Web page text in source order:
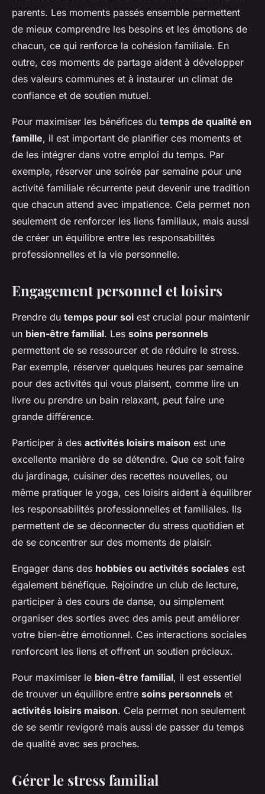
parents. Les moments passés ensemble permettent
de mieux comprendre les besoins et les émotions de
chacun, ce qui renforce la cohésion familiale. En
outre, ces moments de partage aident à développer
des valeurs communes et à instaurer un climat de
confiance et de soutien mutuel.
Pour maximiser les bénéfices du temps de qualité en
famille, il est important de planifier ces moments et
de les intégrer dans votre emploi du temps. Par
exemple, réserver une soirée par semaine pour une
activité familiale récurrente peut devenir une tradition
que chacun attend avec impatience. Cela permet non
seulement de renforcer les liens familiaux, mais aussi
de créer un équilibre entre les responsabilités
professionnelles et la vie personnelle.
Engagement personnel et loisirs
Prendre du temps pour soi est crucial pour maintenir
un bien-être familial. Les soins personnels
permettent de se ressourcer et de réduire le stress.
Par exemple, réserver quelques heures par semaine
pour des activités qui vous plaisent, comme lire un
livre ou prendre un bain relaxant, peut faire une
grande différence.
Participer à des activités loisirs maison est une
excellente manière de se détendre. Que ce soit faire
du jardinage, cuisiner des recettes nouvelles, ou
même pratiquer le yoga, ces loisirs aident à équilibrer
les responsabilités professionnelles et familiales. Ils
permettent de se déconnecter du stress quotidien et
de se concentrer sur des moments de plaisir.
Engager dans des hobbies ou activités sociales est
également bénéfique. Rejoindre un club de lecture,
participer à des cours de danse, ou simplement
organiser des sorties avec des amis peut améliorer
votre bien-être émotionnel. Ces interactions sociales
renforcent les liens et offrent un soutien précieux.
Pour maximiser le bien-être familial, il est essentiel
de trouver un équilibre entre soins personnels et
activités loisirs maison. Cela permet non seulement
de se sentir revigoré mais aussi de passer du temps
de qualité avec ses proches.
Gérer le stress familial